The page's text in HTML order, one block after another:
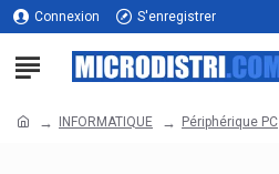
Connexion S'enregistrer
INFORMATIQUE Périphérique PC